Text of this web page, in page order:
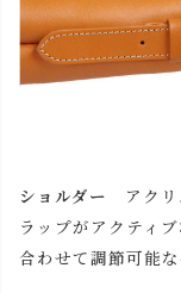
名入れについて
色
ショルダー アクリ
ラップがアクティ
合わせて調節可能